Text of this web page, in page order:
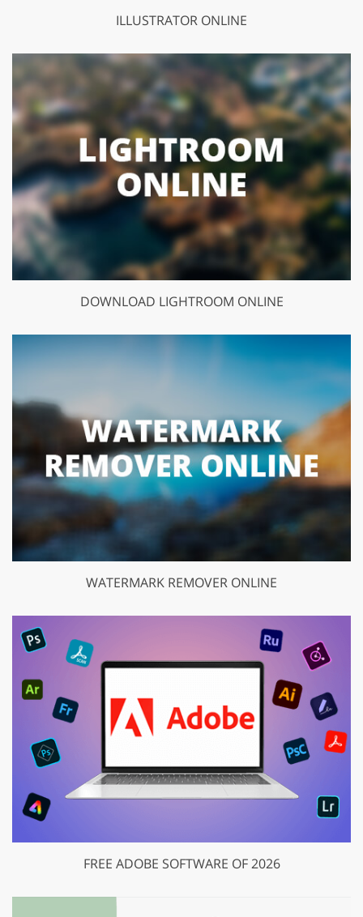
ILLUSTRATOR ONLINE
DOWNLOAD LIGHTROOM ONLINE
WATERMARK REMOVER ONLINE
FREE ADOBE SOFTWARE OF 2026